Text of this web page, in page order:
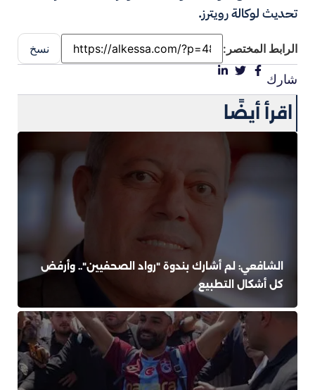
تحديث لوكالة رويترز.
الرابط المختصر: نسخ
شارك
اقرأ أيضًا
الشافعي: لم أشارك بندوة "رواد الصحفيين".. وأرفض
كل أشكال التطبيع